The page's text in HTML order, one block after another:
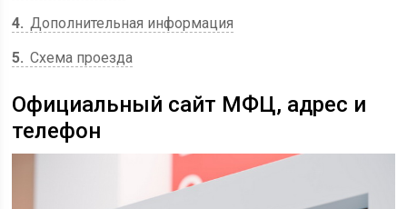
4 Дополнительная информация
5 Схема проезда
Официальный сайт МФЦ, адрес и
телефон